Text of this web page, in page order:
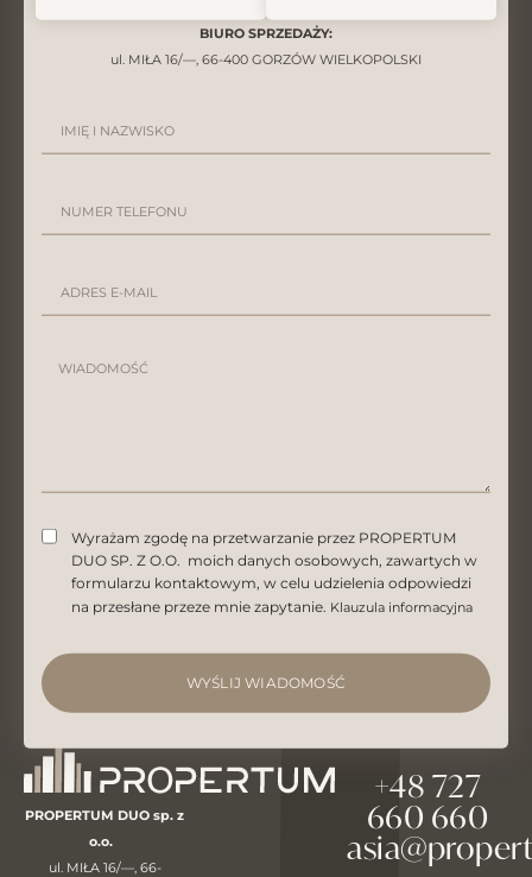
BIURO SPRZEDAŻY:
ul. MIŁA 16/—, 66-400 GORZÓW WIELKOPOLSKI
Wyrażam zgodę na przetwarzanie przez PROPERTUM
DUO SP. Z O.O. moich danych osobowych, zawartych w
formularzu kontaktowym, w celu udzielenia odpowiedzi
na przesłane przeze mnie zapytanie. Klauzula informacyjna
WYŚLIJ WIADOMOŚĆ
PROPERTUM DUO sp. z
o.o.
ul. MIŁA 16/—, 66-
+48 727
660 660